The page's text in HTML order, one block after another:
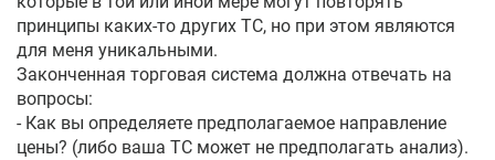
принципы каких-то других ТС, но при этом являются
для меня уникальными.
Законченная торговая система должна отвечать на
вопросы:
- Как вы определяете предполагаемое направление
цены? (либо ваша ТС может не предполагать анализ).